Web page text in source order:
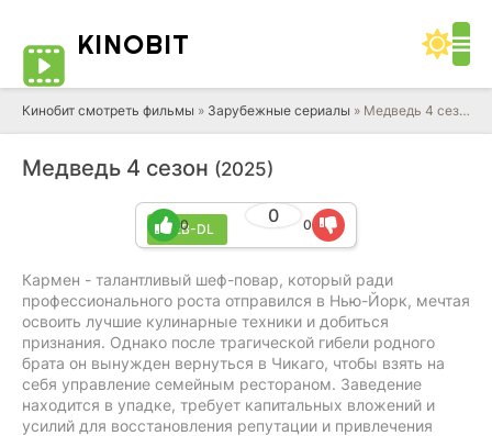
KINOBIT
Кинобит смотреть фильмы » Зарубежные сериалы » Медведь 4 сезон
Медведь 4 сезон (2025)
WEB-DL
0
0 0
Кармен - талантливый шеф-повар, который ради
профессионального роста отправился в Нью-Йорк, мечтая
освоить лучшие кулинарные техники и добиться
признания. Однако после трагической гибели родного
брата он вынужден вернуться в Чикаго, чтобы взять на
себя управление семейным рестораном. Заведение
находится в упадке, требует капитальных вложений и
усилий для восстановления репутации и привлечения